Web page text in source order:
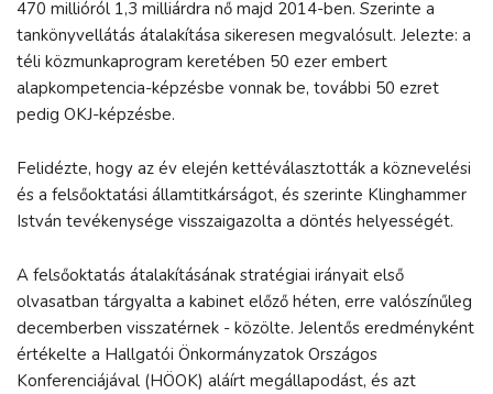
470 millióról 1,3 milliárdra nő majd 2014-ben. Szerinte a
tankönyvellátás átalakítása sikeresen megvalósult. Jelezte: a
téli közmunkaprogram keretében 50 ezer embert
alapkompetencia-képzésbe vonnak be, további 50 ezret
pedig OKJ-képzésbe.
Felidézte, hogy az év elején kettéválasztották a köznevelési
és a felsőoktatási államtitkárságot, és szerinte Klinghammer
István tevékenysége visszaigazolta a döntés helyességét.
A felsőoktatás átalakításának stratégiai irányait első
olvasatban tárgyalta a kabinet előző héten, erre valószínűleg
decemberben visszatérnek - közölte. Jelentős eredményként
értékelte a Hallgatói Önkormányzatok Országos
Konferenciájával (HÖOK) aláírt megállapodást, és azt